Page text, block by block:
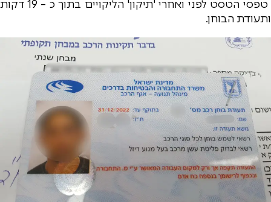
טפסי הטסט לפני ואחרי 'תיקון' הליקויים בתוך כ – 19 דקות
ותעודת הבוחן.